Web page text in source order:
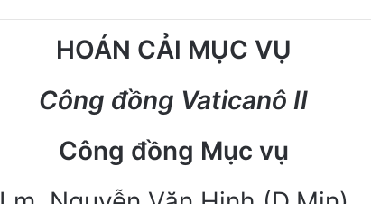
HOÁN CẢI MỤC VỤ
Công đồng Vaticanô II
Công đồng Mục vụ